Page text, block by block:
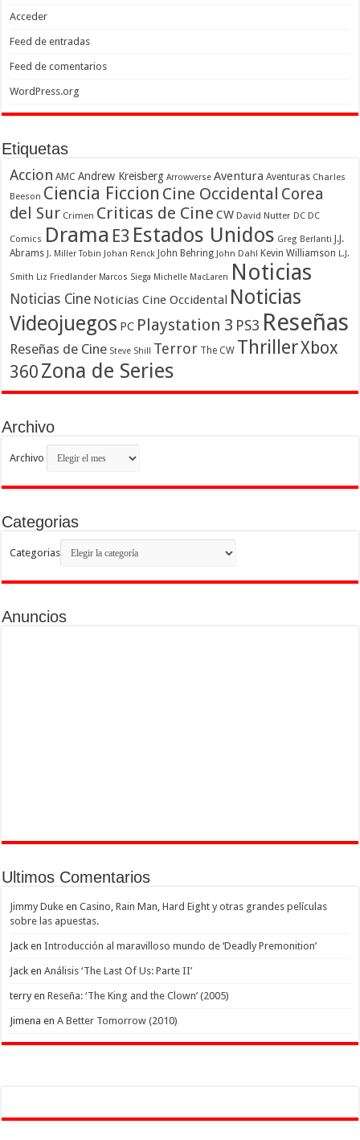
Acceder
Feed de entradas
Feed de comentarios
WordPress.org
Etiquetas
Accion AMC Andrew Kreisberg Arrowverse Aventura Aventuras Charles
Beeson Ciencia Ficcion Cine Occidental Corea
del Sur Crimen Criticas de Cine CW David Nutter DC DC
Comics Drama E3 Estados Unidos Greg Berlanti
J.J.
Abrams J. Miller Tobin Johan Renck John Behring John Dahl Kevin Williamson L.J.
Smith Liz Friedlander Marcos Siega Michelle MacLaren Noticias
Noticias Cine Noticias Cine Occidental Noticias
Videojuegos PC Playstation 3 PS3 Reseñas
Reseñas de Cine Steve Shill Terror The CW ThrillerXbox
360 Zona de Series
Archivo
Archivo
Categorias
Categorias
Anuncios
Ultimos Comentarios
Jimmy Duke enCasino, Rain Man, Hard Eight y otras grandes películas
sobre las apuestas.
Jack enIntroducción al maravilloso mundo de ‘Deadly Premonition’
Jack enAnálisis ‘The Last Of Us: Parte II’
terryenReseña: ‘The King and the Clown’ (2005)
Jimena enA Better Tomorrow (2010)